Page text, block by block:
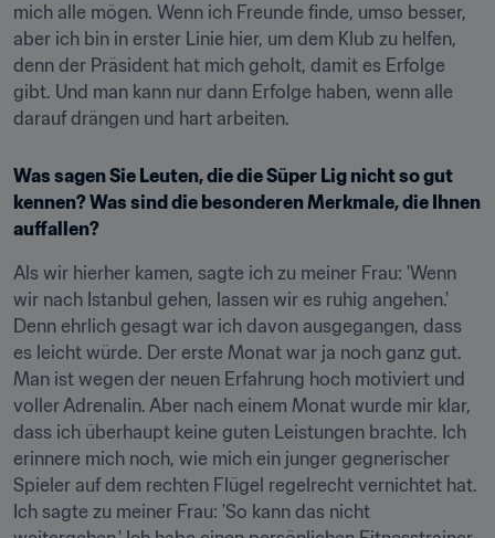
mich alle mögen. Wenn ich Freunde finde, umso besser,
aber ich bin in erster Linie hier, um dem Klub zu helfen,
denn der Präsident hat mich geholt, damit es Erfolge
gibt. Und man kann nur dann Erfolge haben, wenn alle
darauf drängen und hart arbeiten.
Was sagen Sie Leuten, die die Süper Lig nicht so gut
kennen? Was sind die besonderen Merkmale, die Ihnen
auffallen?
Als wir hierher kamen, sagte ich zu meiner Frau: 'Wenn
wir nach Istanbul gehen, lassen wir es ruhig angehen.'
Denn ehrlich gesagt war ich davon ausgegangen, dass
es leicht würde. Der erste Monat war ja noch ganz gut.
Man ist wegen der neuen Erfahrung hoch motiviert und
voller Adrenalin. Aber nach einem Monat wurde mir klar,
dass ich überhaupt keine guten Leistungen brachte. Ich
erinnere mich noch, wie mich ein junger gegnerischer
Spieler auf dem rechten Flügel regelrecht vernichtet hat.
Ich sagte zu meiner Frau: 'So kann das nicht